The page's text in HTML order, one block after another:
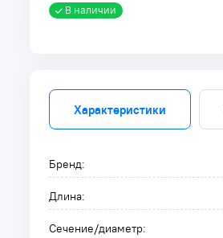
В наличии
Характеристики
Бренд:
Длина:
Сечение/диаметр: